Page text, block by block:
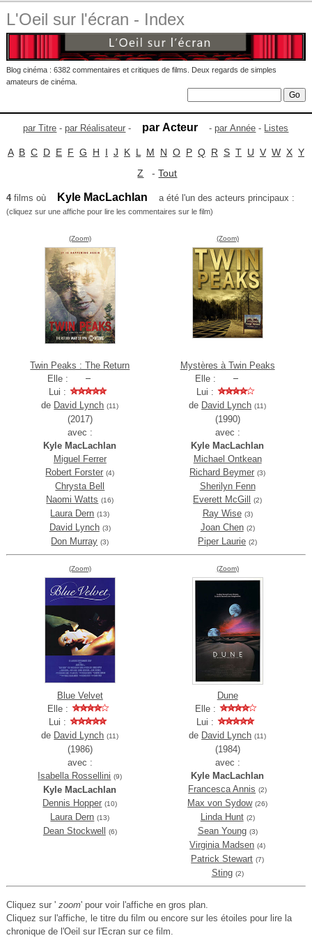
L'Oeil sur l'écran - Index
Blog cinéma : 6382 commentaires et critiques de films. Deux regards de simples
amateurs de cinéma.
par Titre -par Réalisateur - par Acteur -par Année - Listes
A B C D E F G H I J K L M N O P Q R S T U V W X Y
Z -Tout
4films où Kyle MacLachlan a été l'un des acteurs principaux :
(cliquez sur une affiche pour lire les commentaires sur le film)
(Zoom)
Twin Peaks : The Return
Elle :
Lui :
de David Lynch (11)
(2017)
avec :
Kyle MacLachlan
Miguel Ferrer
Robert Forster (4)
Chrysta Bell
Naomi Watts (16)
Laura Dern (13)
David Lynch (3)
Don Murray (3)
(Zoom)
Mystères à Twin Peaks
Elle :
Lui :
de David Lynch (11)
(1990)
avec :
Kyle MacLachlan
Michael Ontkean
Richard Beymer (3)
Sherilyn Fenn
Everett McGill
(2)
Ray Wise (3)
Joan Chen (2)
Piper Laurie (2)
(Zoom)
Blue Velvet
Elle :
Lui :
de David Lynch (11)
(1986)
avec :
Isabella Rossellini (9)
Kyle MacLachlan
Dennis Hopper (10)
Laura Dern (13)
Dean Stockwell (6)
(Zoom)
Dune
Elle :
Lui :
de David Lynch (11)
(1984)
avec :
Kyle MacLachlan
Francesca Annis (2)
Max von Sydow (26)
Linda Hunt (2)
Sean Young (3)
Virginia Madsen (4)
Patrick Stewart (7)
Sting (2)
Cliquez sur ' zoom' pour voir l'affiche en gros plan.
Cliquez sur l'affiche, le titre du film ou encore sur les étoiles pour lire la
chronique de l'Oeil sur l'Ecran sur ce film.